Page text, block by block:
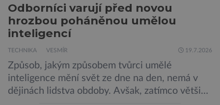
Odborníci varují před novou
hrozbou poháněnou umělou
inteligencí
TECHNIKA VESMÍR 19.7.2026
Způsob, jakým způsobem tvůrci umělé
inteligence mění svět ze dne na den, nemá v
dějinách lidstva obdoby. Avšak, zatímco většina